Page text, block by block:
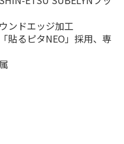
ンドエッジ加工
貼るピタNEO」採用、専